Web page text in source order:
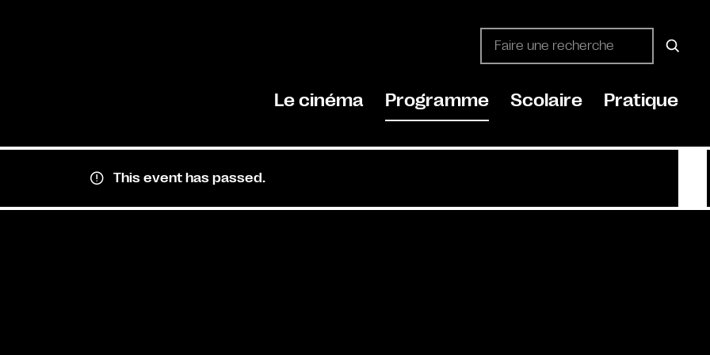
Le cinéma Programme Scolaire Pratique
This event has passed.